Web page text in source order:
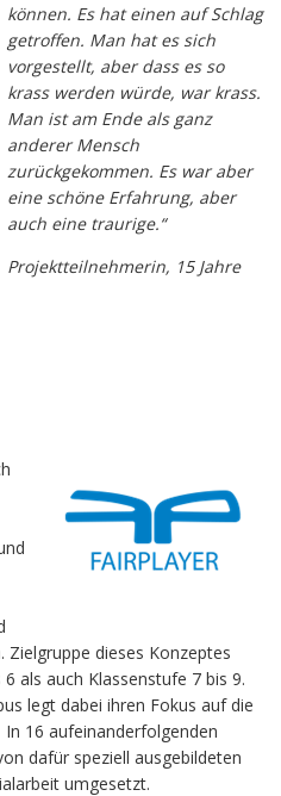
können. Es hat einen auf Schlag
getroffen. Man hat es sich
vorgestellt, aber dass es so
krass werden würde, war krass.
Man ist am Ende als ganz
anderer Mensch
zurückgekommen. Es war aber
eine schöne Erfahrung, aber
auch eine traurige.“
Projektteilnehmerin, 15 Jahre
Zielgruppe dieses Konzeptes
als auch Klassenstufe 7 bis 9.
legt dabei ihren Fokus auf die
16 aufeinanderfolgenden
dafür speziell ausgebildeten
umgesetzt.